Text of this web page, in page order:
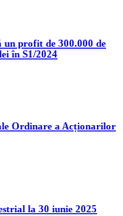
profit de 300.000 de
în S1/2024
Ordinare a Acționarilor
la 30 iunie 2025